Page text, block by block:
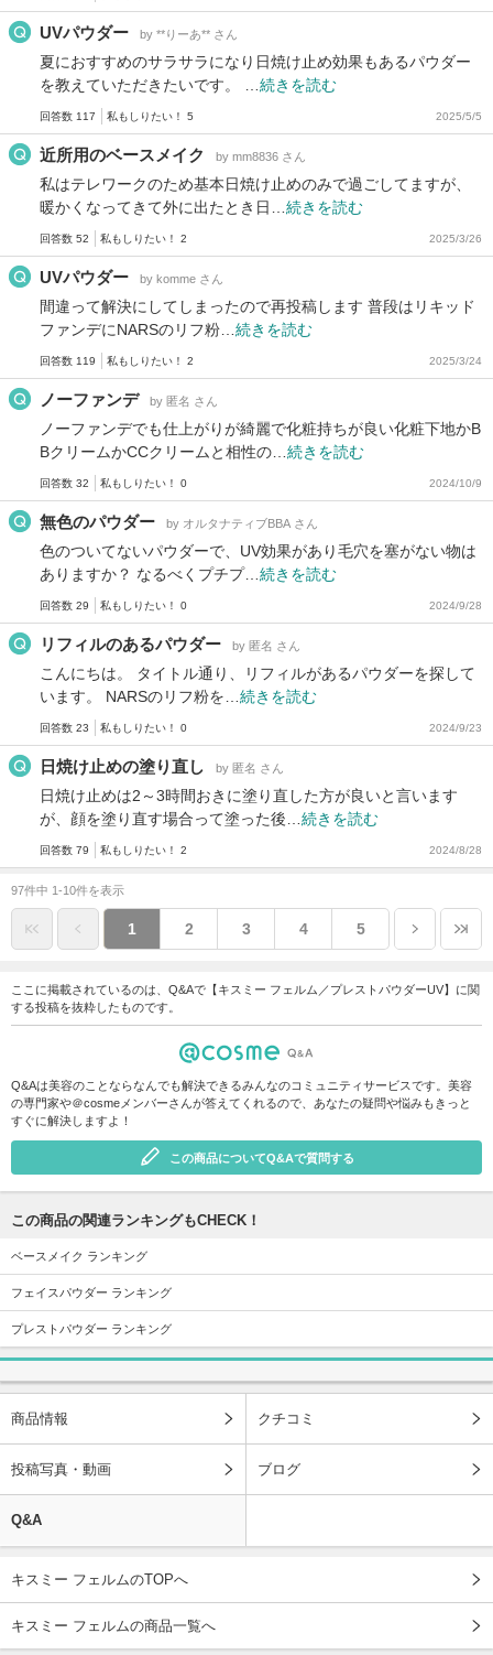
UVパウダー by **りーあ** さん
夏におすすめのサラサラになり日焼け止め効果もあるパウダー
を教えていただきたいです。 … 続きを読む
回答数 117 私もしりたい！ 5 2025/5/5
近所用のベースメイク by mm8836 さん
私はテレワークのため基本日焼け止めのみで過ごしてますが、
暖かくなってきて外に出たとき日… 続きを読む
回答数 52 私もしりたい！ 2 2025/3/26
UVパウダー by komme さん
間違って解決にしてしまったので再投稿します 普段はリキッド
ファンデにNARSのリフ粉… 続きを読む
回答数 119 私もしりたい！ 2 2025/3/24
ノーファンデ by 匿名 さん
ノーファンデでも仕上がりが綺麗で化粧持ちが良い化粧下地かB
BクリームかCCクリームと相性の… 続きを読む
回答数 32 私もしりたい！ 0 2024/10/9
無色のパウダー by オルタナティブBBA さん
色のついてないパウダーで、UV効果があり毛穴を塞がない物は
ありますか？ なるべくプチプ… 続きを読む
回答数 29 私もしりたい！ 0 2024/9/28
リフィルのあるパウダー by 匿名 さん
こんにちは。 タイトル通り、リフィルがあるパウダーを探して
います。 NARSのリフ粉を… 続きを読む
回答数 23 私もしりたい！ 0 2024/9/23
日焼け止めの塗り直し by 匿名 さん
日焼け止めは2～3時間おきに塗り直した方が良いと言います
が、顔を塗り直す場合って塗った後… 続きを読む
回答数 79 私もしりたい！ 2 2024/8/28
97件中 1-10件を表示
1 2 3 4 5
ここに掲載されているのは、Q&Aで【キスミー フェルム／プレストパウダーUV】に関
する投稿を抜粋したものです。
Q&Aは美容のことならなんでも解決できるみんなのコミュニティサービスです。美容
の専門家や＠cosmeメンバーさんが答えてくれるので、あなたの疑問や悩みもきっと
すぐに解決しますよ！
この商品についてQ&Aで質問する
この商品の関連ランキングもCHECK！
ベースメイク ランキング
フェイスパウダー ランキング
プレストパウダー ランキング
商品情報 クチコミ
投稿写真・動画 ブログ
Q&A
キスミー フェルムのTOPへ
キスミー フェルムの商品一覧へ